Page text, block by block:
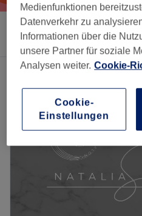
Sortieren nach Salons
Ein Salon, der anbietet: extras friseur
Medienfunktionen
Datenverkehr zu
Informationen über die
unsere Partner für soziale
Analysen weiter. Cookie-
Cookie-
Einstellungen